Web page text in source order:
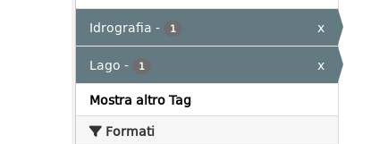
Idrografia - 1
x
Lago - 1
x
Mostra altro Tag
Formati